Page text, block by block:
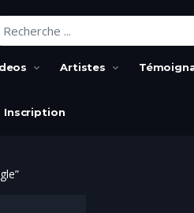
pour:
Artistes
Inscription